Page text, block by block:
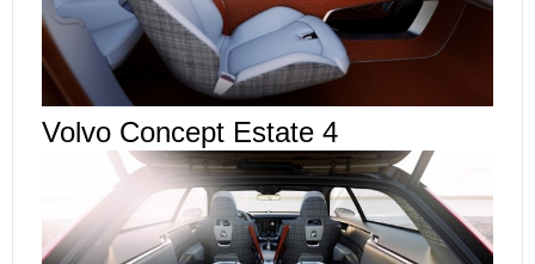
Volvo Concept Estate 4